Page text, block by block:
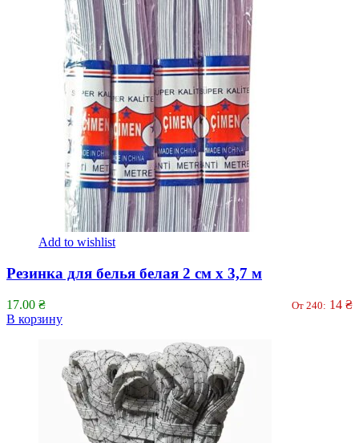
Add to wishlist
Резинка для белья белая 2 см х 3,7 м
17.00 ₴ От 240: 14 ₴
В корзину